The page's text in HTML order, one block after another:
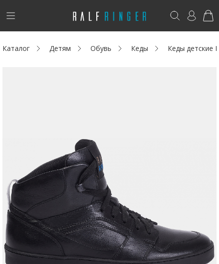
!
Новинки
Аутлет
Акции / Новости
Адреса магазинов
Возникли вопросы? - club@ralf.ru
Каталог Детям Обувь Кеды Кеды детские